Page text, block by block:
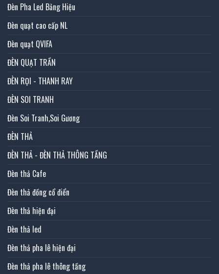
Đèn Pha Led Bảng Hiệu
Đèn quạt cao cấp NL
Đèn quạt QVIFA
ĐÈN QUẠT TRẦN
ĐÈN RỌI - THANH RAY
ĐÈN SOI TRANH
Đèn Soi Tranh,Soi Gương
ĐÈN THẢ
ĐÈN THẢ - ĐÈN THẢ THÔNG TẦNG
Đèn thả Cafe
Đèn thả đồng cổ điển
Đèn thả hiện đại
Đèn thả led
Đèn thả pha lê hiện đại
Đèn thả pha lê thông tầng